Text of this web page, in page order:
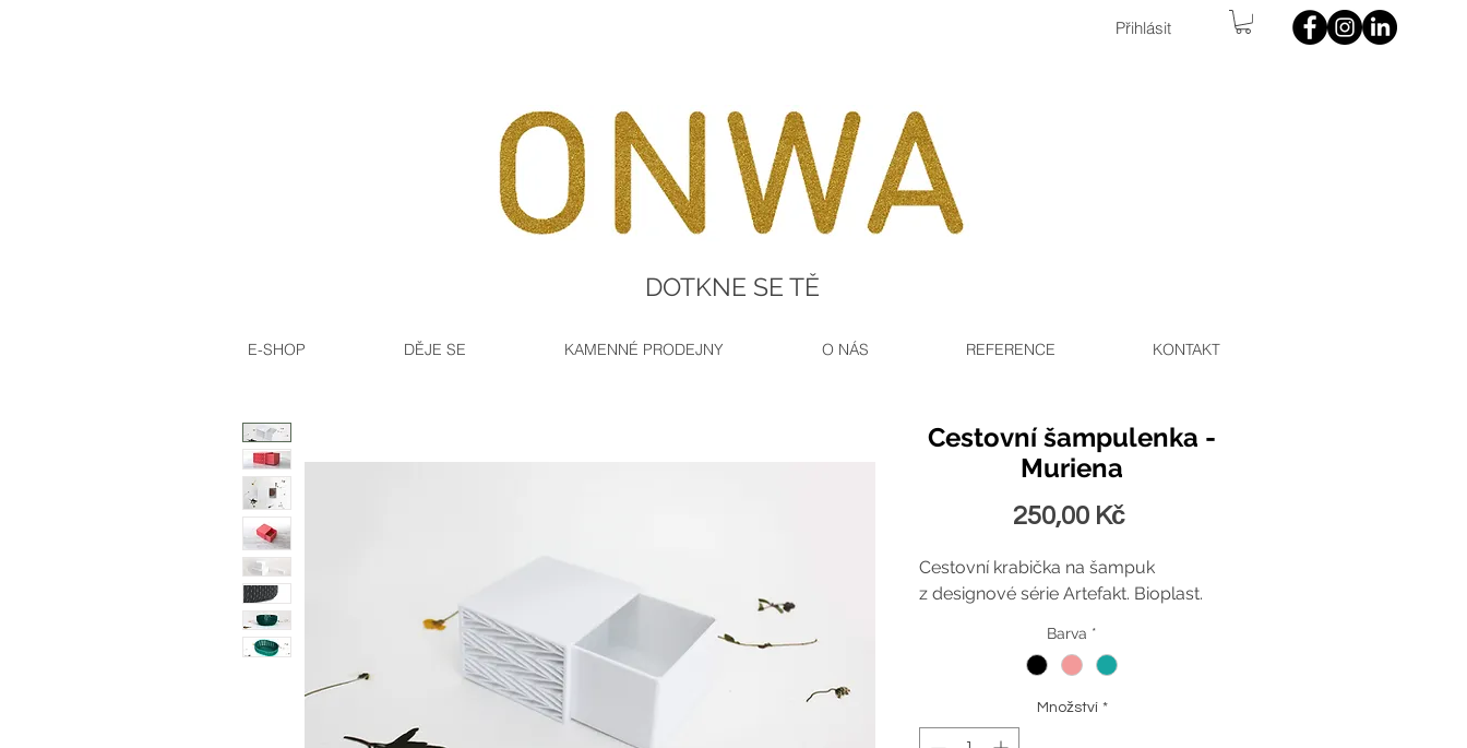
Přihlásit
DOTKNE SE TĚ
E-SHOP DĚJE SE KAMENNÉ PRODEJNY O NÁS REFERENCE KONTAKT
Cestovní šampulenka -
Muriena
250,00 KčCena
Cestovní krabička na šampuk
z designové série Artefakt. Bioplast.
Barva *
Množství *